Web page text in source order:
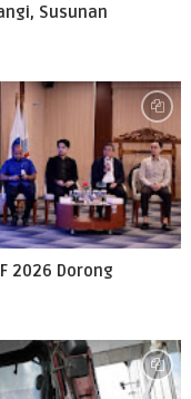
Susunan
2026 Dorong